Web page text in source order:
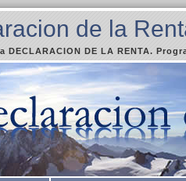
de la
DECLARACION DE LA RENTA.